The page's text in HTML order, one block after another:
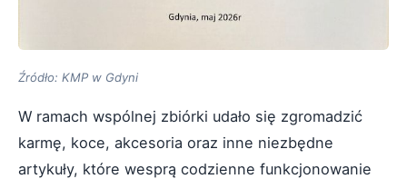
Źródło: KMP w Gdyni
W ramach wspólnej zbiórki udało się zgromadzić
karmę, koce, akcesoria oraz inne niezbędne
artykuły, które wesprą codzienne funkcjonowanie